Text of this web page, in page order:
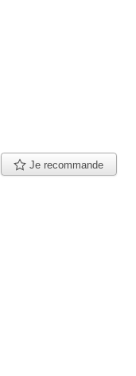
Je recommande